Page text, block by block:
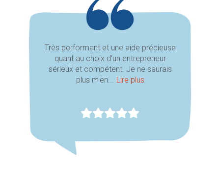
Très performant et une aide précieuse
quant au choix d'un entrepreneur
sérieux et compétent. Je ne saurais
plus m'en... Lire plus